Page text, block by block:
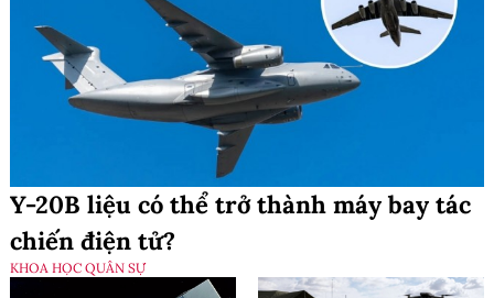
Y-20B liệu có thể trở thành máy bay tác
chiến điện tử?
KHOA HỌC QUÂN SỰ